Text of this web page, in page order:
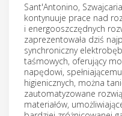
Sant'Antonino,
kontynuuje prace nad
i energooszczędnych
zaprezentowała dziś
synchroniczny
taśmowych, oferujący
napędowi,
higienicznych, można
zautomatyzowane
materiałów,